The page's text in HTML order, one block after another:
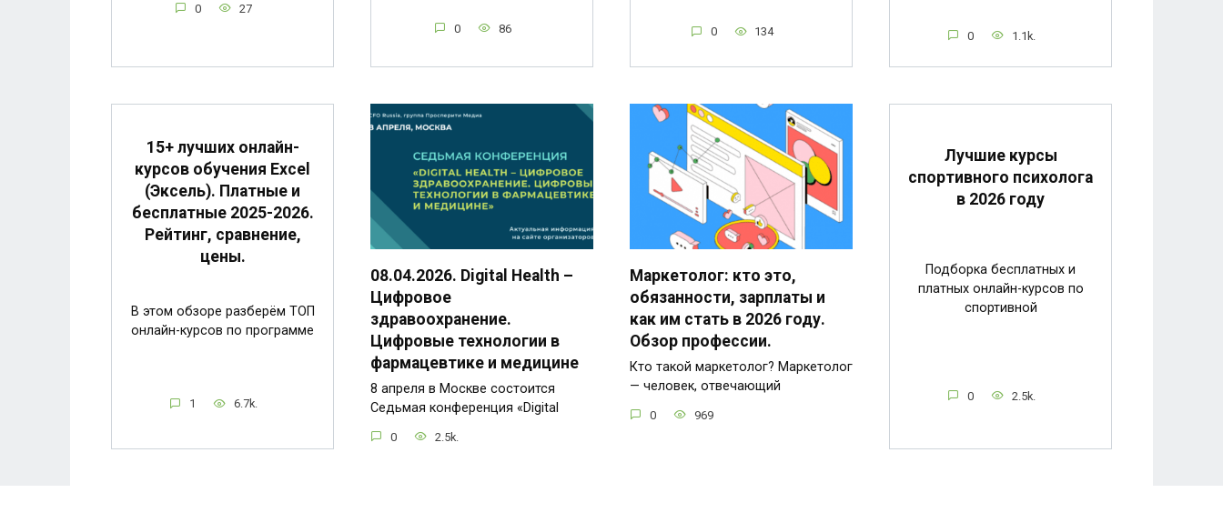
0 27
0 86 0 134 0 1.1k.
15+ лучших онлайн-
курсов обучения Excel
(Эксель). Платные и
бесплатные 2025-2026.
Рейтинг, сравнение,
цены.
В этом обзоре разберём ТОП
онлайн-курсов по программе
1 6.7k.
08.04.2026. Digital Health –
Цифровое
здравоохранение.
Цифровые технологии в
фармацевтике и медицине
8 апреля в Москве состоится
Седьмая конференция «Digital
0 2.5k.
Маркетолог: кто это,
обязанности, зарплаты и
как им стать в 2026 году.
Обзор профессии.
Кто такой маркетолог? Маркетолог
— человек, отвечающий
0 969
Лучшие курсы
спортивного психолога
в 2026 году
Подборка бесплатных и
платных онлайн-курсов по
спортивной
0 2.5k.